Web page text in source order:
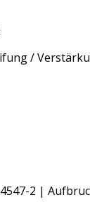
/
2 |